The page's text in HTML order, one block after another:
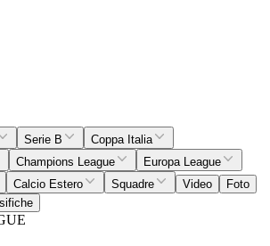
Serie B
Coppa Italia
Champions League
Europa League
Calcio Estero Squadre Video
Foto